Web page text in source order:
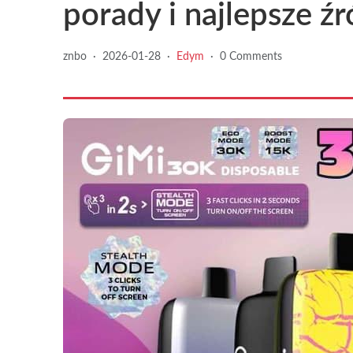
porady i najlepsze
znbo · 2026-01-28 · Edym · 0 Comments